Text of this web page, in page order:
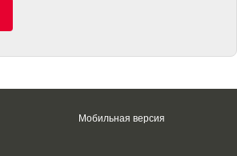
Мобильная версия